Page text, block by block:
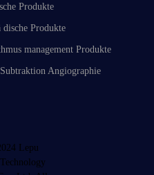
Produkte
dische Produkte
management Produkte
Angiographie